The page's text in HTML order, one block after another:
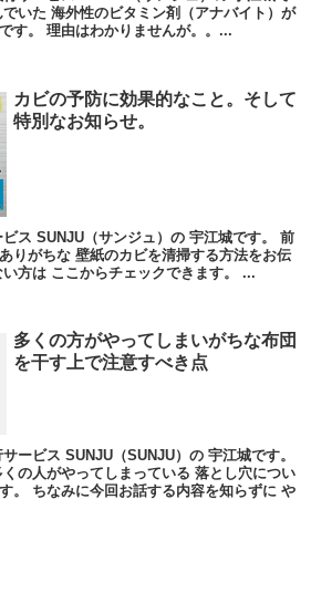
いた 海外性のビタミン剤（アナバイト）が
す。 理由はわかりませんが。。...
カビの予防に効果的なこと。そして
特別なお知らせ。
ス SUNJU（サンジュ）の 宇江城です。 前
りがちな 壁紙のカビを清掃する方法をお伝
方は ここからチェックできます。 ...
多くの方がやってしまいがちな布団
を干す上で注意すべき点
ービス SUNJU（SUNJU）の 宇江城です。
の人がやってしまっている 落とし穴につい
。 ちなみに今回お話する内容を知らずに や